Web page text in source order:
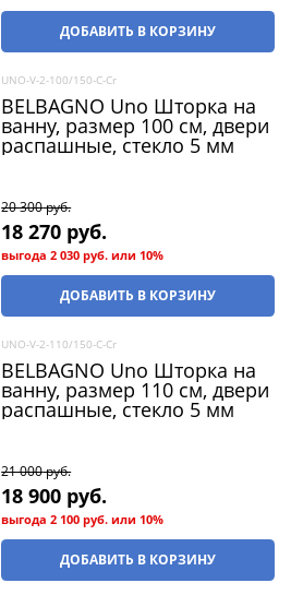
ДОБАВИТЬ В КОРЗИНУ
UNO-V-2-100/150-C-Cr
BELBAGNO Uno Шторка на
ванну, размер 100 см, двери
распашные, стекло 5 мм
20 300 руб.
18 270 руб.
выгода2 030 руб. или 10%
ДОБАВИТЬ В КОРЗИНУ
UNO-V-2-110/150-C-Cr
BELBAGNO Uno Шторка на
ванну, размер 110 см, двери
распашные, стекло 5 мм
21 000 руб.
18 900 руб.
выгода2 100 руб. или 10%
ДОБАВИТЬ В КОРЗИНУ